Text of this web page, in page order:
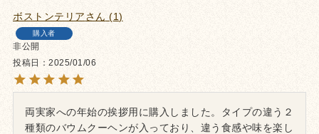
ボストンテリア 1
購入者
非公開
投稿日
2025/01/06
両実家への年始の挨拶用に購入しました。タイプの違う２
種類のバウムクーヘンが入っており、違う食感や味を楽し